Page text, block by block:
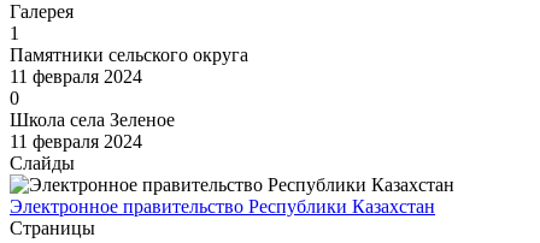
Галерея
1
Памятники сельского округа
11 февраля 2024
0
Школа села Зеленое
11 февраля 2024
Слайды
Электронное правительство Республики Казахстан
Страницы